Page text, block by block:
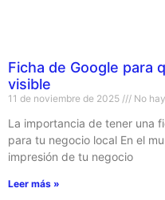
Ficha de Google para
visible
11 de noviembre de 2025 No
La importancia de tener una
para tu negocio local En el
impresión de tu negocio
Leer más »